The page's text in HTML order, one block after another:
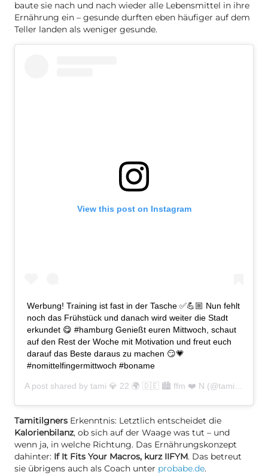
baute sie nach und nach wieder alle Lebensmittel in ihre
Ernährung ein – gesunde durften eben häufiger auf dem
Teller landen als weniger gesunde.
View this post on Instagram
Werbung! Training ist fast in der Tasche ✅💪🏼 Nun fehlt
noch das Frühstück und danach wird weiter die Stadt
erkundet 😋 #hamburg Genießt euren Mittwoch, schaut
auf den Rest der Woche mit Motivation und freut euch
darauf das Beste daraus zu machen 😏💗
#nomittelfingermittwoch #boname
A post shared by tami 💎 22 🌍 🇩🇪 🏙 ffm ❤️ N (@tamitilgner) on
Tamitilgners Erkenntnis: Letztlich entscheidet die
Kalorienbilanz, ob sich auf der Waage was tut – und
wenn ja, in welche Richtung. Das Ernährungskonzept
dahinter: If It Fits Your Macros, kurz IIFYM. Das betreut
sie übrigens auch als Coach unter probabe.de.